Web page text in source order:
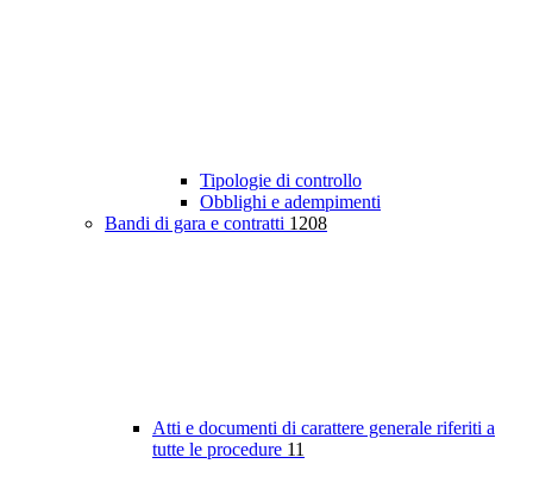
Tipologie di controllo
Obblighi e adempimenti
Bandi di gara e contratti 1208
Atti e documenti di carattere generale riferiti a
tutte le procedure 11